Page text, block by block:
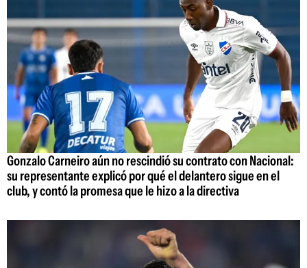
Gonzalo Carneiro aún no rescindió su contrato con Nacional:
su representante explicó por qué el delantero sigue en el
club, y contó la promesa que le hizo a la directiva